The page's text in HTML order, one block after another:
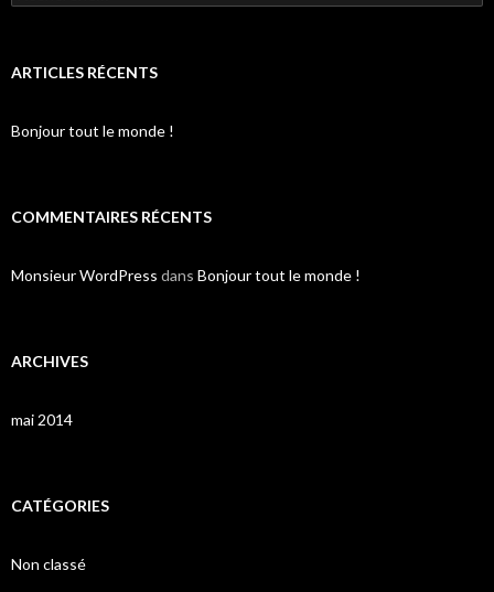
ARTICLES RÉCENTS
Bonjour tout le monde !
COMMENTAIRES RÉCENTS
Monsieur WordPress dans Bonjour tout le monde !
ARCHIVES
mai 2014
CATÉGORIES
Non classé